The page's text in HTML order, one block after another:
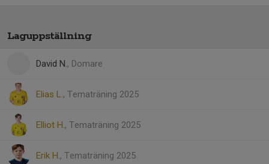
Laguppställning
David N., Domare
Elias L., Tematräning 2025
Elliot H., Tematräning 2025
Erik H., Tematräning 2025